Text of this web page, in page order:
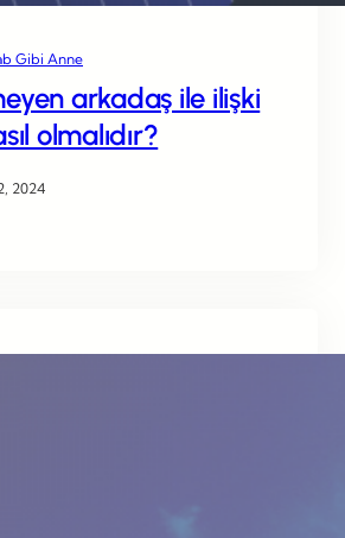
Gibi Anne
arkadaş ile ilişki
olmalıdır?
2024